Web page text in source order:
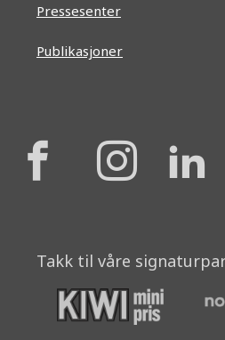
Pressesenter
Publikasjoner
{{ {{
}}
{{
}}
Takk til våre